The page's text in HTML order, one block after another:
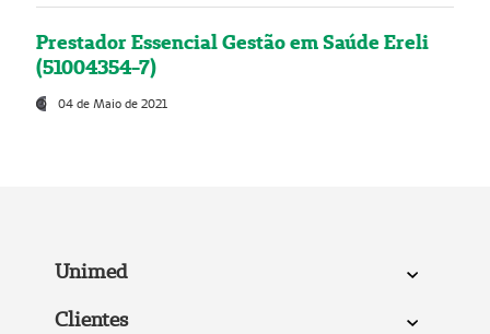
Prestador Essencial Gestão em Saúde Ereli
(51004354-7)
04 de Maio de 2021
Unimed
Clientes